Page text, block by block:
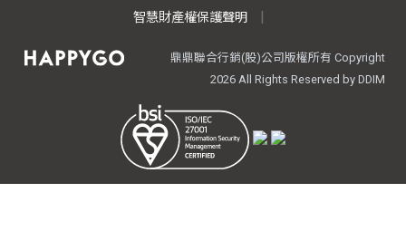
智慧財產權保護聲明
鼎鼎聯合行銷(股)公司版權所有 Copyright
2026 All Rights Reserved by DDIM